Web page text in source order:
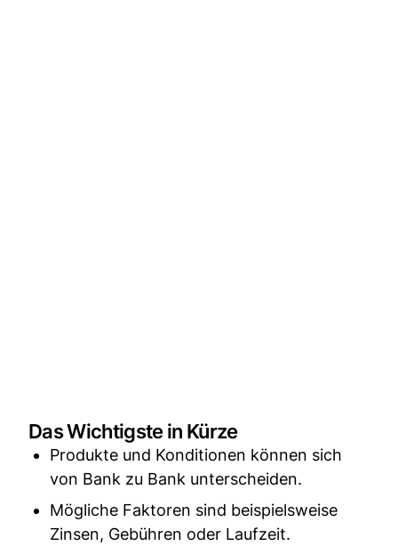
Das Wichtigste in Kürze
Produkte und Konditionen können sich
von Bank zu Bank unterscheiden.
Mögliche Faktoren sind beispielsweise
Zinsen, Gebühren oder Laufzeit.